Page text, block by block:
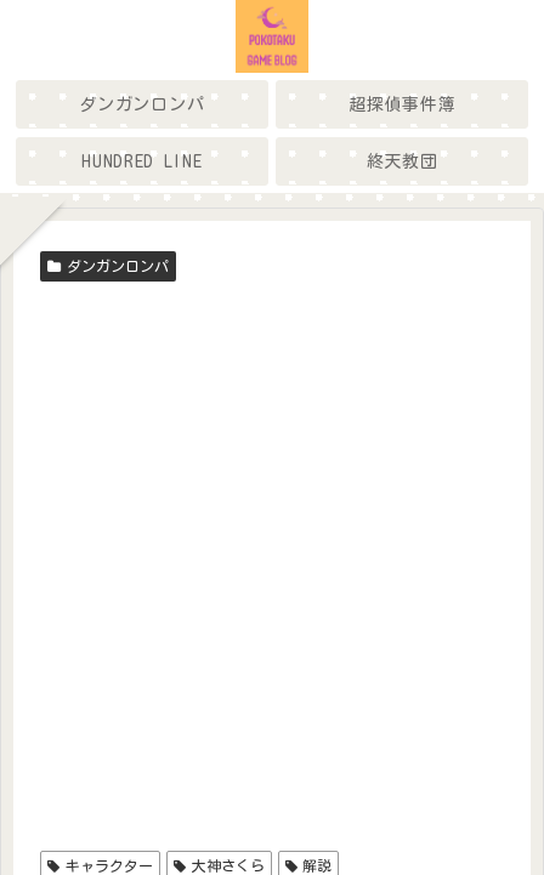
ダンガンロンパ 超探偵事件簿
HUNDRED LINE 終天教団
ダンガンロンパ
キャラクター 大神さくら 解説